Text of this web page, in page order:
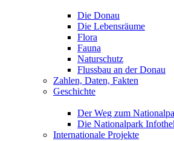
Die Donau
Die Lebensräume
Flora
Fauna
Naturschutz
Flussbau an der Donau
Zahlen, Daten, Fakten
Geschichte
Der Weg zum
Die Nationalpark
Internationale Projekte